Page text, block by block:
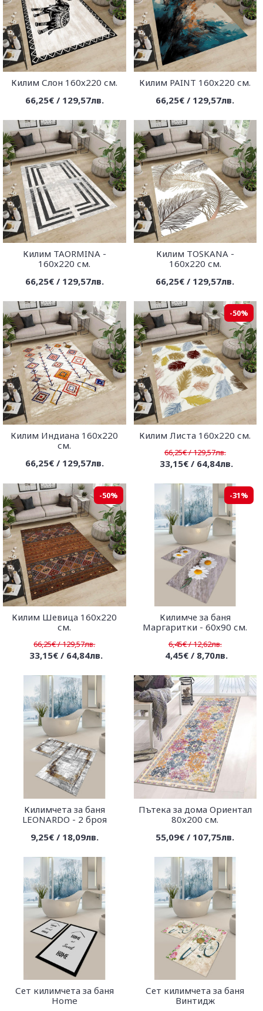
Килим Слон 160х220 см.
66,25€ / 129,57лв.
Килим PAINT 160х220 см.
66,25€ / 129,57лв.
Килим TAORMINA -
160х220 см.
66,25€ / 129,57лв.
Килим TOSKANA -
160х220 см.
66,25€ / 129,57лв.
Килим Индиана 160х220
см.
66,25€ / 129,57лв.
-50%
Килим Листа 160х220 см.
66,25€ / 129,57лв.
33,15€ / 64,84лв.
-50%
Килим Шевица 160х220
см.
66,25€ / 129,57лв.
33,15€ / 64,84лв.
-31%
Килимче за баня
Маргаритки - 60х90 см.
6,45€ / 12,62лв.
4,45€ / 8,70лв.
Килимчета за баня
LEONARDO - 2 броя
9,25€ / 18,09лв.
Пътека за дома Ориентал
80х200 см.
55,09€ / 107,75лв.
Сет килимчета за баня
Home
Сет килимчета за баня
Винтидж